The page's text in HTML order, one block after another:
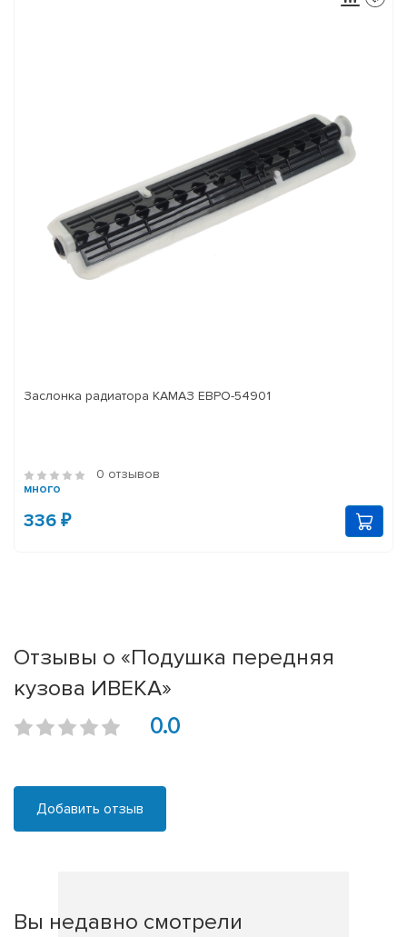
Заслонка радиатора КАМАЗ ЕВРО-54901
0 отзывов
много
336 ₽
Отзывы о «Подушка передняя
кузова ИВЕКА»
0.0
Добавить отзыв
Вы недавно смотрели